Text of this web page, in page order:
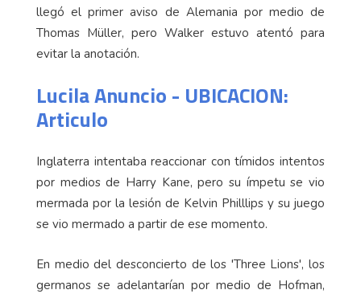
llegó el primer aviso de Alemania por medio de
Thomas Müller, pero Walker estuvo atentó para
evitar la anotación.
Lucila Anuncio - UBICACION:
Articulo
Inglaterra intentaba reaccionar con tímidos intentos
por medios de Harry Kane, pero su ímpetu se vio
mermada por la lesión de Kelvin Philllips y su juego
se vio mermado a partir de ese momento.
En medio del desconcierto de los 'Three Lions', los
germanos se adelantarían por medio de Hofman,